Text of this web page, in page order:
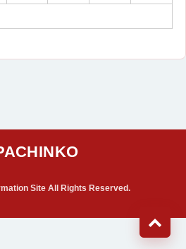
Site All Rights Reserved.